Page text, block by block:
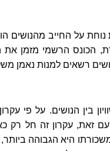
על החייב מהנושים
הכונס הרשמי מזמן
רשאים למנות נאמן
בין הנושים. על פי
עם זאת, עקרון זה חל
היא הגבוהה